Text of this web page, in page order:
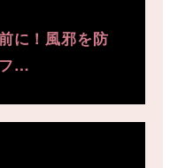
に！風邪を防
…